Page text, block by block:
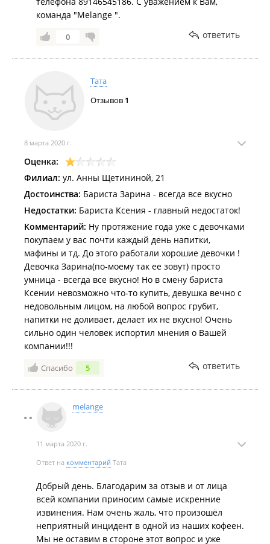
команда "Melange ".
0 ответить
Тата
Отзывов 1
8 марта 2020 г.
Оценка:
Филиал: ул. Анны Щетининой, 21
Достоинства: Бариста Зарина - всегда все вкусно
Недостатки: Бариста Ксения - главный недостаток!
Комментарий: Ну протяжение года уже с девочками
покупаем у вас почти каждый день напитки,
мафины и тд. До этого работали хорошие девочки !
Девочка Зарина(по-моему так ее зовут) просто
умница - всегда все вкусно! Но в смену бариста
Ксении невозможно что-то купить, девушка вечно с
недовольным лицом, на любой вопрос грубит,
напитки не доливает, делает их не вкусно! Очень
сильно один человек испортил мнения о Вашей
компании!!!
Спасибо 5 ответить
melange
11 марта 2020 г.
Ответ на комментарий Тата
Добрый день. Благодарим за отзыв и от лица
всей компании приносим самые искренние
извинения. Нам очень жаль, что произошёл
неприятный инцидент в одной из наших кофеен.
Мы не оставим в стороне этот вопрос и уже